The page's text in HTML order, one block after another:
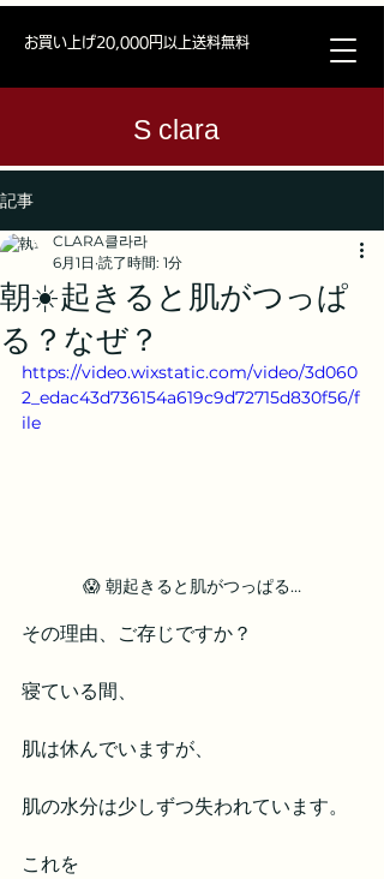
お買い上げ20,000円以上送料無料
S clara
記事
朝☀️起きると肌がつっぱ
る？なぜ？
CLARA클라라
6月1日 読了時間: 1分
https://video.wixstatic.com/video/3d060
2_edac43d736154a619c9d72715d830f56/f
ile
😱 朝起きると肌がつっぱる…
その理由、ご存じですか？
寝ている間、
肌は休んでいますが、
肌の水分は少しずつ失われています。
これを